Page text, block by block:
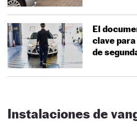
El
clave
de
Instalaciones de